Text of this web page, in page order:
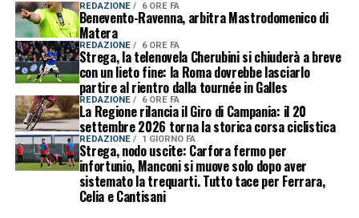
REDAZIONE 6 ORE FA
Benevento-Ravenna, arbitra Mastrodomenico di
Matera
REDAZIONE 6 ORE FA
Strega, la telenovela Cherubini si chiuderà a breve
con un lieto fine: la Roma dovrebbe lasciarlo
partire al rientro dalla tournée in Galles
REDAZIONE 6 ORE FA
La Regione rilancia il Giro di Campania: il 20
settembre 2026 torna la storica corsa ciclistica
REDAZIONE 1 GIORNO FA
Strega, nodo uscite: Carfora fermo per
infortunio, Manconi si muove solo dopo aver
sistemato la trequarti. Tutto tace per Ferrara,
Celia e Cantisani